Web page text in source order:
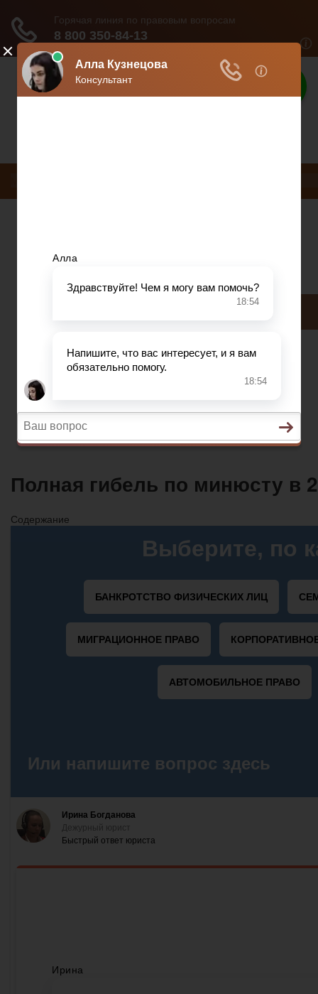
Защита прав
Автострахование
НДС
ДТП
Загранпаспорт
Транспортный налог
Автострахование
Полная гибель по минюсту в
Содержание